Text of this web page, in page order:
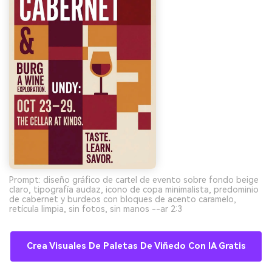
Prompt: diseño gráfico de cartel de evento sobre fondo beige
claro, tipografía audaz, icono de copa minimalista, predominio
de cabernet y burdeos con bloques de acento caramelo,
retícula limpia, sin fotos, sin manos --ar 2:3
Crea Visuales De Paletas De Viñedo Con IA Gratis